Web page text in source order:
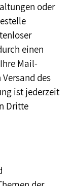
oder
einen
Mail-
des
ist jederzeit
Dritte